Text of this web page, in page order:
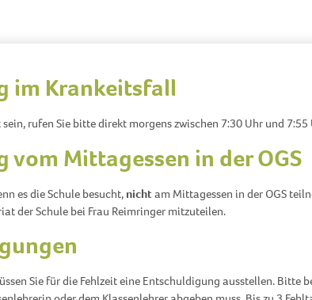
im Krankeitsfall
rufen Sie bitte direkt morgens zwischen 7:30 Uhr und
vom Mittagessen in der OGS
es die Schule besucht, nicht am Mittagessen in der OGS
der Schule bei Frau Reimringer mitzuteilen.
Sie für die Fehlzeit eine Entschuldigung ausstellen. Bitte